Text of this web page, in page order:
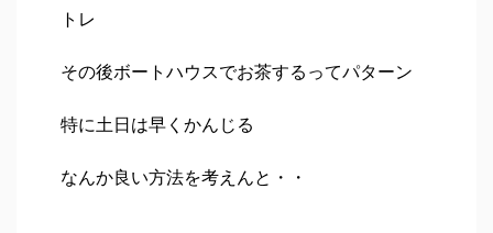
トレ
その後ボートハウスでお茶するってパターン
特に土日は早くかんじる
なんか良い方法を考えんと・・